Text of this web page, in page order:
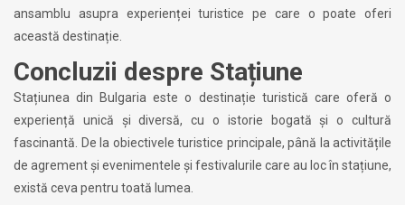
ansamblu asupra experienței turistice pe care o poate oferi
această destinație.
Concluzii despre Stațiune
Stațiunea din Bulgaria este o destinație turistică care oferă o
experiență unică și diversă, cu o istorie bogată și o cultură
fascinantă. De la obiectivele turistice principale, până la activitățile
de agrement și evenimentele și festivalurile care au loc în stațiune,
există ceva pentru toată lumea.